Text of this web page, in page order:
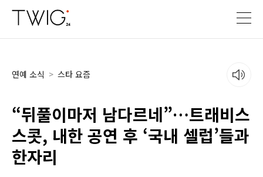
연예 소식 > 스타 요즘
“뒤풀이마저 남다르네”…트래비스
스콧, 내한 공연 후 ‘국내 셀럽’들과
한자리